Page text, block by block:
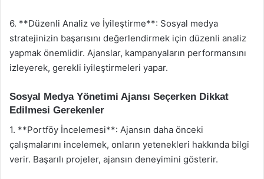
6. **Düzenli Analiz ve İyileştirme**: Sosyal medya
stratejinizin başarısını değerlendirmek için düzenli analiz
yapmak önemlidir. Ajanslar, kampanyaların performansını
izleyerek, gerekli iyileştirmeleri yapar.
Sosyal Medya Yönetimi Ajansı Seçerken Dikkat
Edilmesi Gerekenler
1. **Portföy İncelemesi**: Ajansın daha önceki
çalışmalarını incelemek, onların yetenekleri hakkında bilgi
verir. Başarılı projeler, ajansın deneyimini gösterir.